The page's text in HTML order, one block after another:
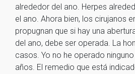
alrededor del ano. Herpes
el ano. Ahora bien, los cirujanos
propugnan que si hay una
del ano, debe ser operada. La
casos. Yo no he operado
años. El remedio que está